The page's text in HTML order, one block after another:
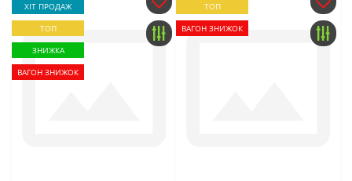
ХІТ ПРОДАЖ
ТОП
ЗНИЖКА
ВАГОН ЗНИЖОК
ТОП
ВАГОН ЗНИЖОК